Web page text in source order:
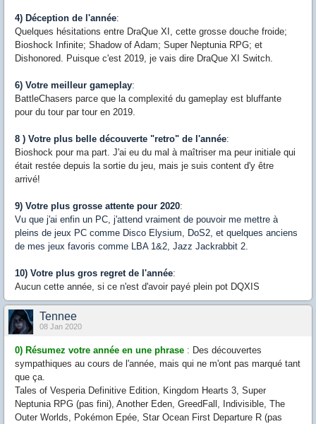
4) Déception de l'année:
Quelques hésitations entre DraQue XI, cette grosse douche froide;
Bioshock Infinite; Shadow of Adam; Super Neptunia RPG; et
Dishonored. Puisque c'est 2019, je vais dire DraQue XI Switch.
6) Votre meilleur gameplay:
BattleChasers parce que la complexité du gameplay est bluffante
pour du tour par tour en 2019.
8 ) Votre plus belle découverte "retro" de l'année:
Bioshock pour ma part. J'ai eu du mal à maîtriser ma peur initiale qui
était restée depuis la sortie du jeu, mais je suis content d'y être
arrivé!
9) Votre plus grosse attente pour 2020:
Vu que j'ai enfin un PC, j'attend vraiment de pouvoir me mettre à
pleins de jeux PC comme Disco Elysium, DoS2, et quelques anciens
de mes jeux favoris comme LBA 1&2, Jazz Jackrabbit 2.
10) Votre plus gros regret de l'année:
Aucun cette année, si ce n'est d'avoir payé plein pot DQXIS
Tennee
08 Jan 2020
0) Résumez votre année en une phrase : Des découvertes
sympathiques au cours de l'année, mais qui ne m'ont pas marqué tant
que ça.
Tales of Vesperia Definitive Edition, Kingdom Hearts 3, Super
Neptunia RPG (pas fini), Another Eden, GreedFall, Indivisible, The
Outer Worlds, Pokémon Epée, Star Ocean First Departure R (pas